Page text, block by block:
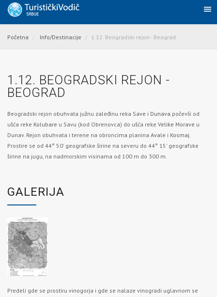
Početna Info/Destinacije 1.12. Beogradski rejon - Beograd
1.12. BEOGRADSKI REJON -
BEOGRAD
Beogradski rejon obuhvata južnu zaleđinu reka Save i Dunava počevši od
ušća reke Kolubare u Savu (kod Obrenovca) do ušća reke Velike Morave u
Dunav. Rejon obuhvata i terene na obroncima planina Avale i Kosmaj.
Prostire se od 44° 50' geografske širine na severu do 44° 15' geografske
širine na jugu, na nadmorskim visinama od 100 m do 300 m.
GALERIJA
Predeli gde se prostiru vinogorja i gde se nalaze vinogradi uglavnom se